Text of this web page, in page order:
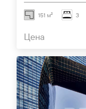
151 м² 3
Цена